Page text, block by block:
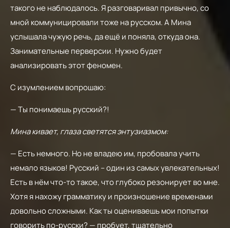
такого не наблюдалось. Я разговаривал привычно, со
мной коммуницировали тоже на русском. А Мина
услышала чужую речь, да ещё и поняла, откуда она.
Занимательные перверсии. Нужно будет
анализировать этот феномен.
С изумлением вопрошаю:
— Ты понимаешь русский?!
Мина кивает, глаза светятся энтузиазмом:
— Есть немного. Но не владею им, пробовала учить
немало языков! Русский – один из самых увлекательных!
Есть в нём что-то такое, что глубоко резонирует во мне.
Хотя я нахожу грамматику и произношение временами
довольно сложными. Как ты оцениваешь мои попытки
говорить по-русски? — пробует, тщательно